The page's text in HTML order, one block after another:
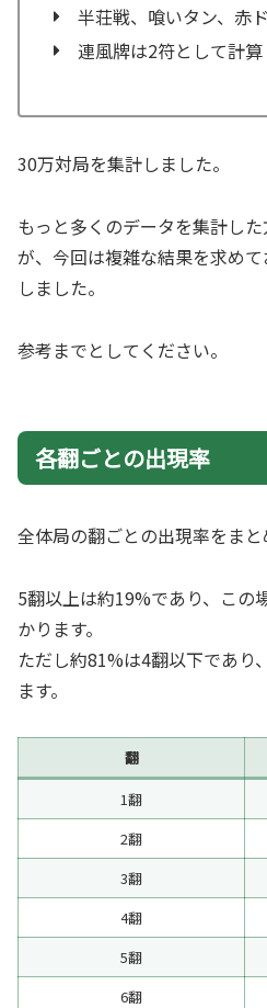
半荘戦、喰いタン、赤
連風牌は2符として計算
30万対局を集計しました。
もっと多くのデータを集計し
が、今回は複雑な結果を求め
しました。
参考までとしてください。
各翻ごとの出現率
全体局の翻ごとの出現率をまと
5翻以上は約19%であり、この
かります。
ただし約81%は4翻以下であり
ます。
翻
1翻
2翻
3翻
4翻
5翻
6翻